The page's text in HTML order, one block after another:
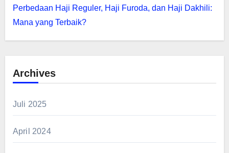
Perbedaan Haji Reguler, Haji Furoda, dan Haji Dakhili:
Mana yang Terbaik?
Archives
Juli 2025
April 2024